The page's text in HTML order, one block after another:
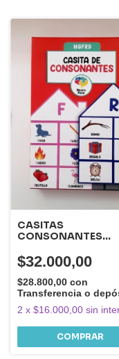
CASITAS
CONSONANTES
$32.000,00
$28.800,00 con
Transferencia o
2 x $16.000,00 sin